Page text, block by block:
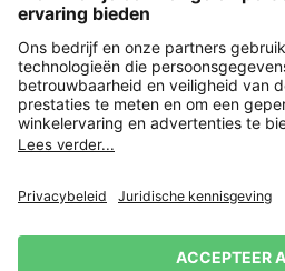
Versleuteling met
Verkoopvoorwaarden